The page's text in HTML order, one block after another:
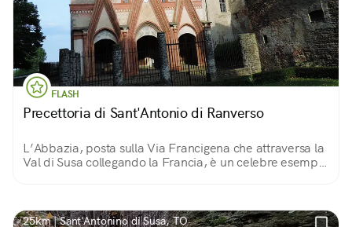
FLASH
Precettoria di Sant'Antonio di Ranverso
L’Abbazia, posta sulla Via Francigena che attraversa la
Val di Susa collegando la Francia, è un celebre esempio
25km | Sant'Antonino di Susa, TO